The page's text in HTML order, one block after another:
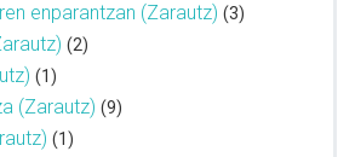
enparantzan (Zarautz) (3)
(2)
(1)
(Zarautz) (9)
(1)